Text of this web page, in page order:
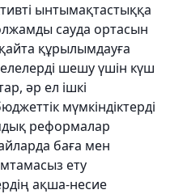
ынтымақтастыққа
сауда ортасын
құрылымдауға
шешу үшін күш
әр ел ішкі
мүмкіндіктерді
реформалар
баға мен
ету
ақша-несие